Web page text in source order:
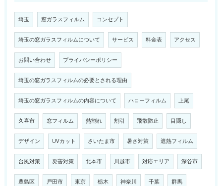
埼玉 窓ガラスフィルム コンセプト
埼玉の窓ガラスフィルムについて サービス 料金表 アクセス
お問い合わせ プライバシーポリシー
埼玉の窓ガラスフィルムの必要とされる理由
埼玉の窓ガラスフィルムの内容について ハローフィルム 上尾
久喜市 窓フィルム 熱割れ 割引 飛散防止 目隠し
デザイン UVカット さいたま市 暑さ対策 遮熱フィルム
台風対策 災害対策 北本市 川越市 対応エリア 深谷市
豊島区 戸田市 東京 栃木 神奈川 千葉 群馬